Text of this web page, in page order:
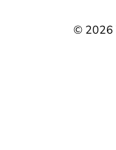
© 2026